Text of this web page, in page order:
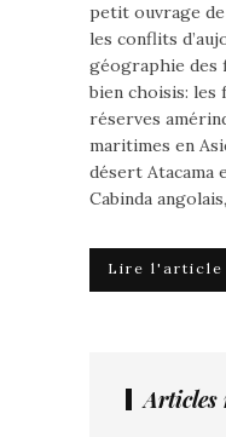
petit ouvrage
les conflits
géographie des
bien choisis: les
réserves
maritimes en
désert Atacama
Cabinda
Lire l'article
Articles